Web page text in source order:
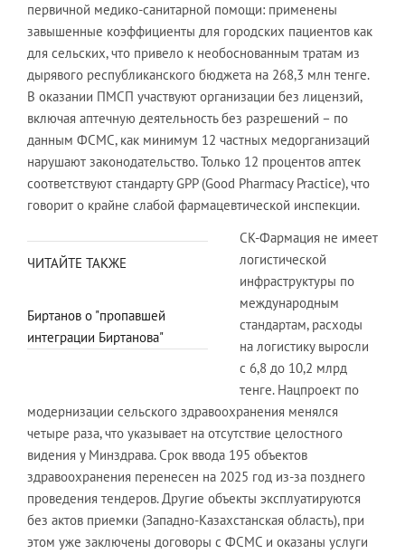
первичной медико-санитарной помощи: применены
завышенные коэффициенты для городских пациентов как
для сельских, что привело к необоснованным тратам из
дырявого республиканского бюджета на 268,3 млн тенге.
В оказании ПМСП участвуют организации без лицензий,
включая аптечную деятельность без разрешений – по
данным ФСМС, как минимум 12 частных медорганизаций
нарушают законодательство. Только 12 процентов аптек
соответствуют стандарту GPP (Good Pharmacy Practice), что
говорит о крайне слабой фармацевтической инспекции.
ЧИТАЙТЕ ТАКЖЕ
Биртанов о "пропавшей
интеграции Биртанова"
СК-Фармация не имеет
логистической
инфраструктуры по
международным
стандартам, расходы
на логистику выросли
с 6,8 до 10,2 млрд
тенге. Нацпроект по
модернизации сельского здравоохранения менялся
четыре раза, что указывает на отсутствие целостного
видения у Минздрава. Срок ввода 195 объектов
здравоохранения перенесен на 2025 год из-за позднего
проведения тендеров. Другие объекты эксплуатируются
без актов приемки (Западно-Казахстанская область), при
этом уже заключены договоры с ФСМС и оказаны услуги